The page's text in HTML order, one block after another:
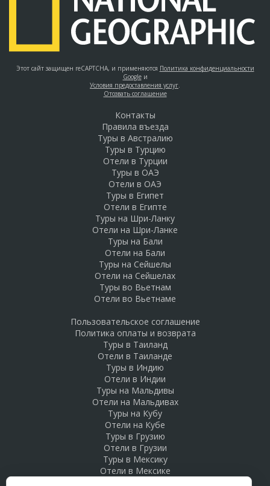
Этот сайт защищен reCAPTCHA, и применяются Политика конфиденциальности
Googleи
Условия предоставления услуг.
Отозвать соглашение
Контакты
Правила въезда
Туры в Австралию
Туры в Турцию
Отели в Турции
Туры в ОАЭ
Отели в ОАЭ
Туры в Египет
Отели в Египте
Туры на Шри-Ланку
Отели на Шри-Ланке
Туры на Бали
Отели на Бали
Туры на Сейшелы
Отели на Сейшелах
Туры во Вьетнам
Отели во Вьетнаме
Пользовательское соглашение
Политика оплаты и возврата
Туры в Таиланд
Отели в Таиланде
Туры в Индию
Отели в Индии
Туры на Мальдивы
Отели на Мальдивах
Туры на Кубу
Отели на Кубе
Туры в Грузию
Отели в Грузии
Туры в Мексику
Отели в Мексике